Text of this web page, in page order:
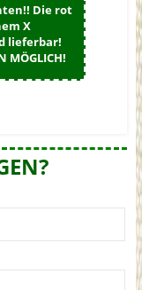
Die rot
X
lieferbar!
MÖGLICH!